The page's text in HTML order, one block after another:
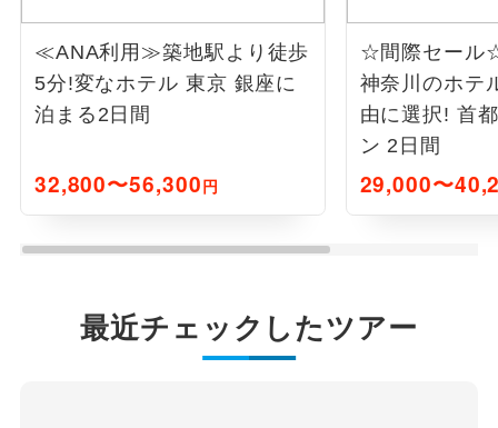
≪ANA利用≫築地駅より徒歩
5分!変なホテル 東京 銀座に
泊まる2日間
32,800〜56,300円
☆間際セール
神奈川のホテ
由に選択! 首
ン 2日間
29,000〜
最近チェックしたツアー